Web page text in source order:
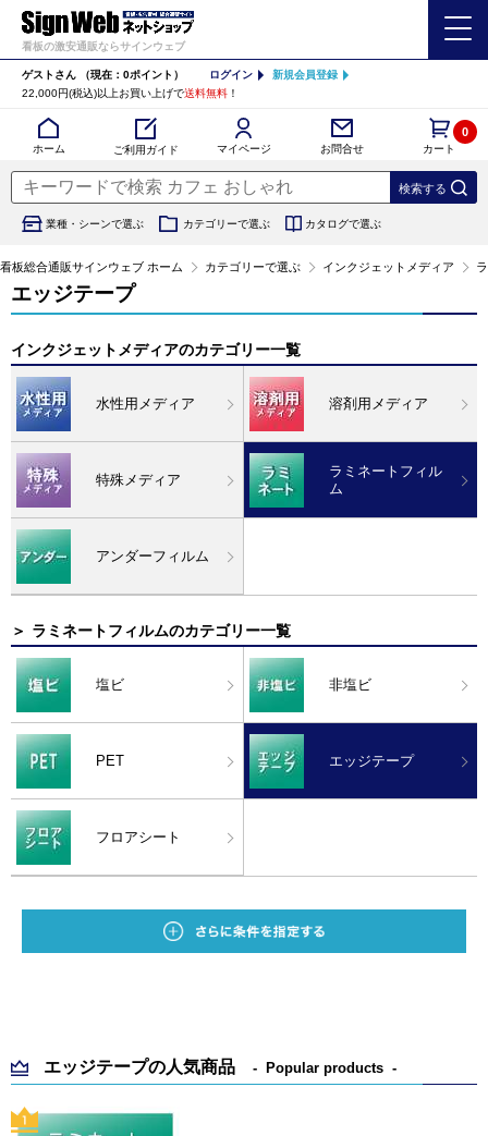
看板の激安通販ならサインウェブ
ゲストさん （現在：0ポイント） ログイン
新規会員登録
22,000円(税込)以上お買い上げで送料無料 ！
ホーム ご利用ガイド マイページ お問合せ カート
0
業種・シーンで選ぶ カテゴリーで選ぶ カタログで選ぶ
看板総合通販サインウェブ ホーム カテゴリーで選ぶ インクジェットメディア
エッジテープ
インクジェットメディアのカテゴリー一覧
水性用メディア 溶剤用メディア
特殊メディア
ラミネートフィル
ム
アンダーフィルム
＞ ラミネートフィルムのカテゴリー一覧
塩ビ 非塩ビ
PET エッジテープ
フロアシート
エッジテープの人気商品 Popular products